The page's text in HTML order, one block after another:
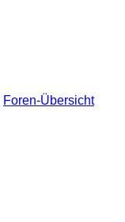
Foren-Übersicht